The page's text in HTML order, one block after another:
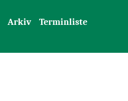
Arkiv Terminliste